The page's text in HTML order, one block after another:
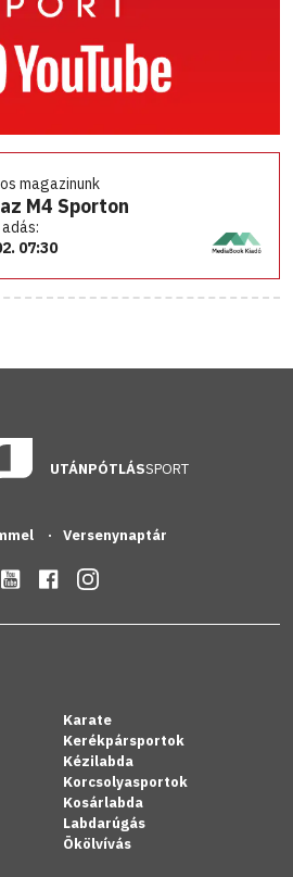
magazinunk
M4 Sporton
07:30
UTÁNPÓTLÁSSPORT
Versenynaptár
Karate
Kerékpársportok
Kézilabda
Korcsolyasportok
Kosárlabda
Labdarúgás
Ökölvívás